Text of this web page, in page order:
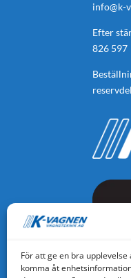
För att ge en bra
komma åt
info@k-
Efter
826 597